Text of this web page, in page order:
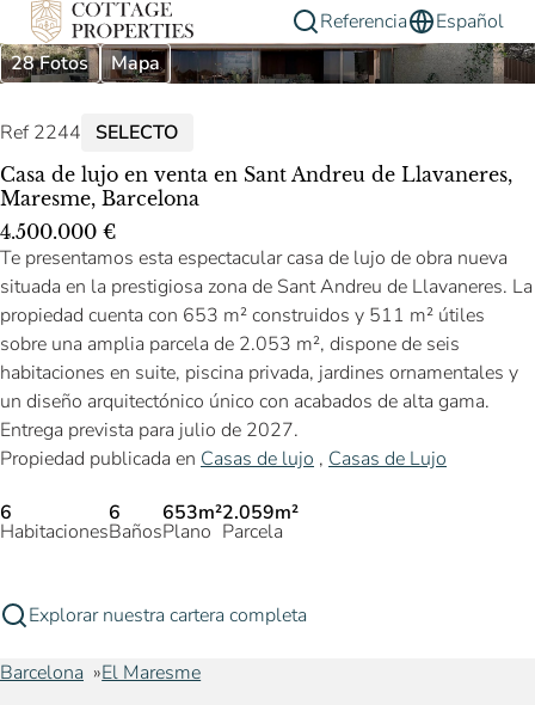
Referencia
Español
28 Fotos
Mapa
Ref 2244 SELECTO
Casa de lujo en venta en Sant Andreu de Llavaneres,
Maresme, Barcelona
4.500.000 €
Te presentamos esta espectacular casa de lujo de obra nueva
situada en la prestigiosa zona de Sant Andreu de Llavaneres. La
propiedad cuenta con 653 m² construidos y 511 m² útiles
sobre una amplia parcela de 2.053 m², dispone de seis
habitaciones en suite, piscina privada, jardines ornamentales y
un diseño arquitectónico único con acabados de alta gama.
Entrega prevista para julio de 2027.
Propiedad publicada en Casas de lujo , Casas de Lujo
6
Habitaciones
6
Baños
653m²
Plano
2.059m²
Parcela
Explorar nuestra cartera completa
Barcelona El Maresme